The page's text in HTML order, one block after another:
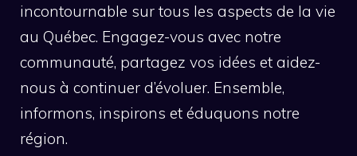
incontournable sur tous les aspects de la vie
au Québec. Engagez-vous avec notre
communauté, partagez vos idées et aidez-
nous à continuer d’évoluer. Ensemble,
informons, inspirons et éduquons notre
région.